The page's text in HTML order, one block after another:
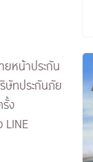
ยหน้าประกัน
ษัทประกันภัย
ง
LINE